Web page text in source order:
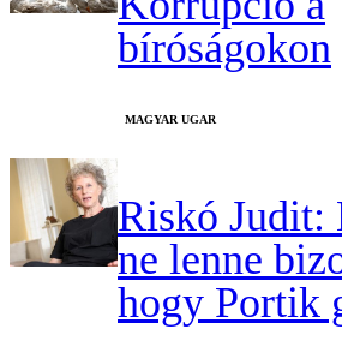
bíróságokon
MAGYAR UGAR
Riskó Judit:
ne lenne
hogy Portik